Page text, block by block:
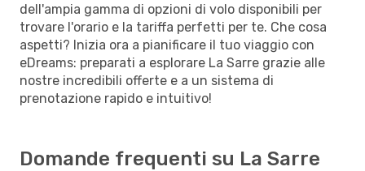
dell'ampia gamma di opzioni di volo disponibili per
trovare l'orario e la tariffa perfetti per te. Che cosa
aspetti? Inizia ora a pianificare il tuo viaggio con
eDreams: preparati a esplorare La Sarre grazie alle
nostre incredibili offerte e a un sistema di
prenotazione rapido e intuitivo!
Domande frequenti su La Sarre